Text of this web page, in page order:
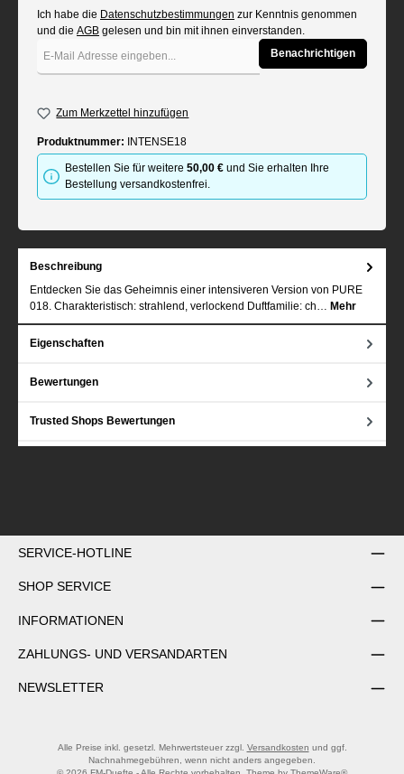
Ich habe die Datenschutzbestimmungen zur Kenntnis genommen
und die AGB gelesen und bin mit ihnen einverstanden.
Benachrichtigen
Zum Merkzettel hinzufügen
Produktnummer: INTENSE18
Bestellen Sie für weitere50,00 € und Sie erhalten Ihre
Bestellung versandkostenfrei.
Beschreibung
Entdecken Sie das Geheimnis einer intensiveren Version von PURE
018. Charakteristisch: strahlend, verlockend Duftfamilie: ch… Mehr
Eigenschaften
Bewertungen
Trusted Shops Bewertungen
SERVICE-HOTLINE
SHOP SERVICE
INFORMATIONEN
ZAHLUNGS- UND VERSANDARTEN
NEWSLETTER
Alle Preise inkl. gesetzl. Mehrwertsteuer zzgl. Versandkosten und ggf.
Nachnahmegebühren, wenn nicht anders angegeben.